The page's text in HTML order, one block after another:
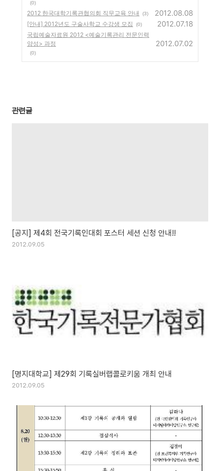
(0)
2012 한국대학기록관협의회 직무교육 안내 (3) 2012.08.08
[안내] 2012년도 구술사학교 수강생 모집 (0) 2012.07.18
국립예술자료원 2012 <예술기록관리 전문인력
양성> 과정
(0)
2012.07.02
관련글
[공지] 제4회 전국기록인대회 포스터 세션 신청 안내!!
2012.09.05
[명지대학교] 제29회 기록실버랩콜로키움 개최 안내
2012.09.05